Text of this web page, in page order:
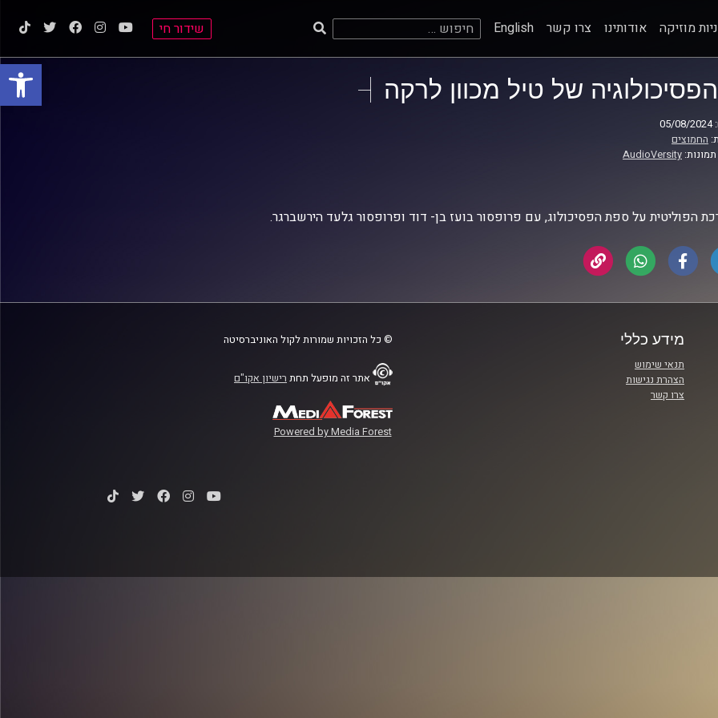
פתח
מוזיקה אודותינו צרו קשר English חיפוש: שידור חי
הפסיכולוגיה של טיל מכוון לרקה
החמוצים
AudioVersity
הפוליטית על ספת הפסיכולוג, עם פרופסור בועז בן- דוד ופרופסור גלעד הירשברגר.
מידע כללי
תנאי שימוש
הצהרת נגישות
צרו קשר
© כל הזכויות שמורות לקול האוניברסיטה
אתר זה מופעל תחת רישיון אקו"ם
Powered by Media Forest